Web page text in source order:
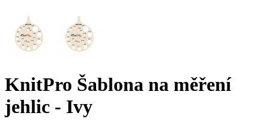
KnitPro Šablona na měření
jehlic - Ivy